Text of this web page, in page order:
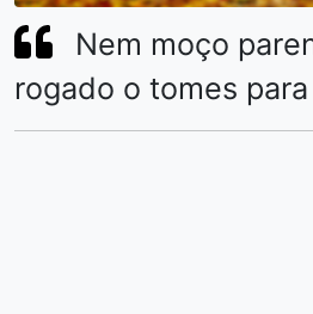
Nem moço
rogado o tomes